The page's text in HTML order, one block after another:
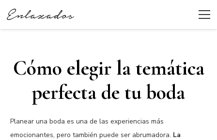
Cómo elegir la temática
perfecta de tu boda
Planear una boda es una de las experiencias más
emocionantes, pero también puede ser abrumadora. La